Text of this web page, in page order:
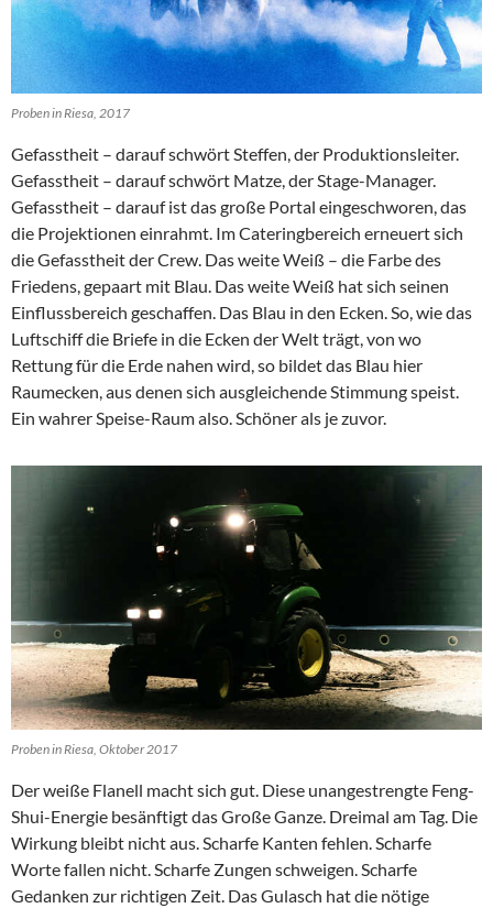
Proben in Riesa, 2017
Gefasstheit – darauf schwört Steffen, der Produktionsleiter.
Gefasstheit – darauf schwört Matze, der Stage-Manager.
Gefasstheit – darauf ist das große Portal eingeschworen, das
die Projektionen einrahmt. Im Cateringbereich erneuert sich
die Gefasstheit der Crew. Das weite Weiß – die Farbe des
Friedens, gepaart mit Blau. Das weite Weiß hat sich seinen
Einflussbereich geschaffen. Das Blau in den Ecken. So, wie das
Luftschiff die Briefe in die Ecken der Welt trägt, von wo
Rettung für die Erde nahen wird, so bildet das Blau hier
Raumecken, aus denen sich ausgleichende Stimmung speist.
Ein wahrer Speise-Raum also. Schöner als je zuvor.
Proben in Riesa, Oktober 2017
Der weiße Flanell macht sich gut. Diese unangestrengte Feng-
Shui-Energie besänftigt das Große Ganze. Dreimal am Tag. Die
Wirkung bleibt nicht aus. Scharfe Kanten fehlen. Scharfe
Worte fallen nicht. Scharfe Zungen schweigen. Scharfe
Gedanken zur richtigen Zeit. Das Gulasch hat die nötige